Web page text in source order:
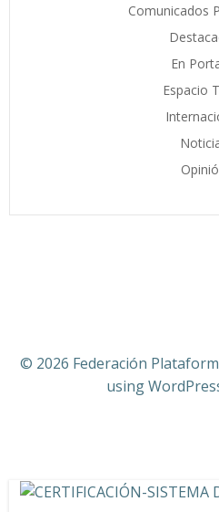
Comunicados
En
Espacio
© 2026 Federación
using